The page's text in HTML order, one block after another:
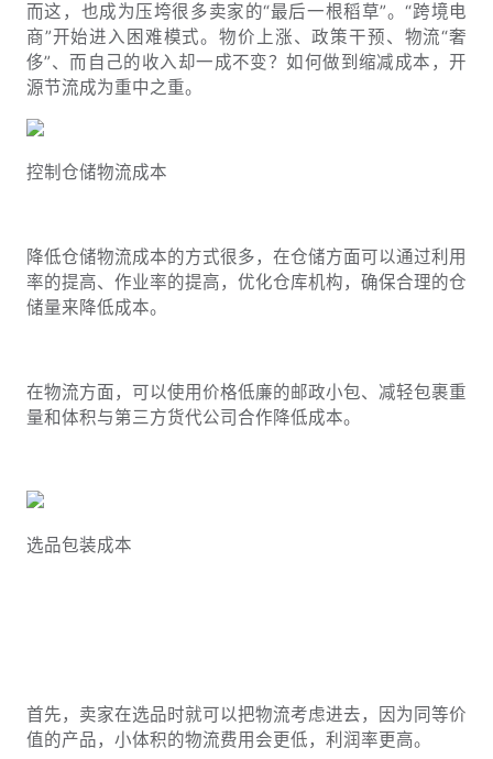
而这，也成为压垮很多卖家的“最后一根稻草”。“跨境电
商”开始进入困难模式。物价上涨、政策干预、物流“奢
侈”、而自己的收入却一成不变？如何做到缩减成本，开
源节流成为重中之重。
控制仓储物流成本
降低仓储物流成本的方式很多，在仓储方面可以通过利用
率的提高、作业率的提高，优化仓库机构，确保合理的仓
储量来降低成本。
在物流方面，可以使用价格低廉的邮政小包、减轻包裹重
量和体积与第三方货代公司合作降低成本。
选品包装成本
首先，卖家在选品时就可以把物流考虑进去，因为同等价
值的产品，小体积的物流费用会更低，利润率更高。